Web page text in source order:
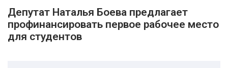
Депутат Наталья Боева предлагает
профинансировать первое рабочее место
для студентов